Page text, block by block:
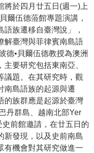
將於四月廿五日(週一)上
爾伍德蒞館專題演講，
族遷移自臺灣說」，
解臺灣與菲律賓南島語
德•貝爾伍德教授為澳洲
要研究包括東南亞、
議題。在其研究時，觀
南島語族的起源與遷
的族群應是起源於臺灣
丹群島、越南北部Yer
前館邀請，在廿五日的
新發現，以及史前南島
有機會對其研究做進一